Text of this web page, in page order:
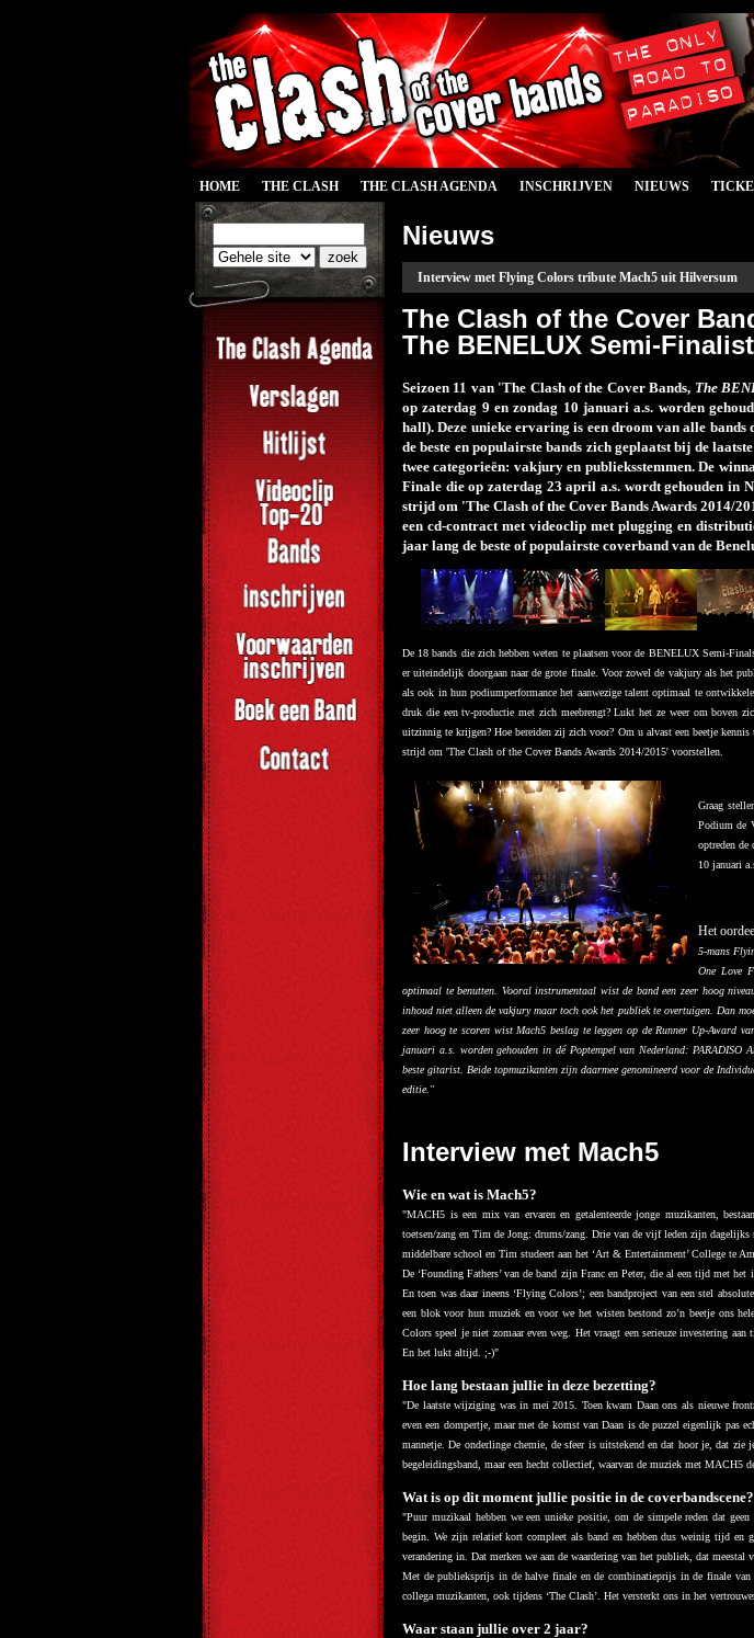
HOME THE CLASH THE CLASH AGENDA INSCHRIJVEN NIEUWS
Nieuws
Interview met Flying Colors tribute Mach5 uit Hilversum
The Clash of the Cover
The BENELUX Semi-
Seizoen 11 van 'The Clash of the Cover Bands, The
op zaterdag 9 en zondag 10 januari a.s. worden
hall). Deze unieke ervaring is een droom van alle
de beste en populairste bands zich geplaatst bij de
twee categorieën: vakjury en publieksstemmen. De
Finale die op zaterdag 23 april a.s. wordt gehouden in
strijd om 'The Clash of the Cover Bands Awards 2014/
een cd-contract met videoclip met plugging en
jaar lang de beste of populairste coverband van de
De 18 bands die zich hebben weten te plaatsen voor de BENELUX Semi-
er uiteindelijk doorgaan naar de grote finale. Voor zowel de vakjury als het
als ook in hun podiumperformance het aanwezige talent optimaal te
druk die een tv-productie met zich meebrengt? Lukt het ze weer om boven
uitzinnig te krijgen? Hoe bereiden zij zich voor? Om u alvast een beetje
strijd om 'The Clash of the Cover Bands Awards 2014/2015' voorstellen.
Graag
Podium de
optreden
10 januari
Het
5-mans
One Love
optimaal te benutten. Vooral instrumentaal wist de band een zeer hoog
inhoud niet alleen de vakjury maar toch ook het publiek te overtuigen. Dan
zeer hoog te scoren wist Mach5 beslag te leggen op de Runner Up-Award
januari a.s. worden gehouden in dé Poptempel van Nederland: PARADISO
beste gitarist. Beide topmuzikanten zijn daarmee genomineerd voor de
editie."
Interview met Mach5
Wie en wat is Mach5?
"MACH5 is een mix van ervaren en getalenteerde jonge muzikanten,
toetsen/zang en Tim de Jong: drums/zang. Drie van de vijf leden zijn
middelbare school en Tim studeert aan het ‘Art & Entertainment’ College te
De ‘Founding Fathers’ van de band zijn Franc en Peter, die al een tijd met
En toen was daar ineens ‘Flying Colors’; een bandproject van een stel
een blok voor hun muziek en voor we het wisten bestond zo’n beetje ons
Colors speel je niet zomaar even weg. Het vraagt een serieuze investering
En het lukt altijd. ;-)"
Hoe lang bestaan jullie in deze bezetting?
"De laatste wijziging was in mei 2015. Toen kwam Daan ons als nieuwe
even een dompertje, maar met de komst van Daan is de puzzel eigenlijk pas
mannetje. De onderlinge chemie, de sfeer is uitstekend en dat hoor je, dat
begeleidingsband, maar een hecht collectief, waarvan de muziek met MACH5
Wat is op dit moment jullie positie in de coverbandscene?
"Puur muzikaal hebben we een unieke positie, om de simpele reden dat
begin. We zijn relatief kort compleet als band en hebben dus weinig tijd en
verandering in. Dat merken we aan de waardering van het publiek, dat meestal
Met de publieksprijs in de halve finale en de combinatieprijs in de finale van
collega muzikanten, ook tijdens ‘The Clash’. Het versterkt ons in het
Waar staan jullie over 2 jaar?